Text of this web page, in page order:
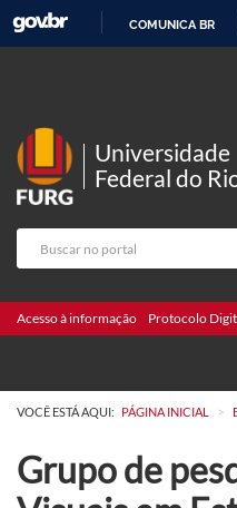
COMUNICA BR
Universidade
Federal do
Acesso à informação Protocolo
VOCÊ ESTÁ AQUI: PÁGINA INICIAL >
Grupo de